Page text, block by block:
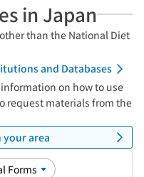
in Japan
than the National Diet
and Databases
on how to use
request materials from the
your area